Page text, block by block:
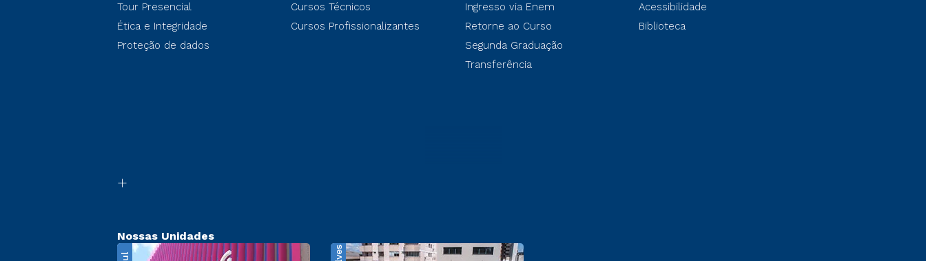
Tour Presencial
Ética e Integridade
Proteção de dados
Cursos Técnicos
Cursos Profissionalizantes
Ingresso via Enem
Retorne ao Curso
Segunda Graduação
Transferência
Acessibilidade
Biblioteca
Nossas Unidades